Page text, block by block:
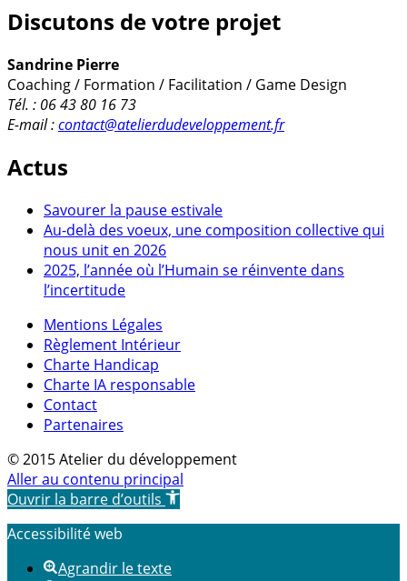
Discutons de votre projet
Sandrine Pierre
Coaching / Formation / Facilitation / Game Design
Tél. : 06 43 80 16 73
E-mail :contact@atelierdudeveloppement.fr
Actus
Savourer la pause estivale
Au-delà des voeux, une composition collective qui
nous unit en 2026
2025, l’année où l’Humain se réinvente dans
l’incertitude
Mentions Légales
Règlement Intérieur
Charte Handicap
Charte IA responsable
Contact
Partenaires
© 2015 Atelier du développement
Aller au contenu principal
Ouvrir la barre d’outils
Accessibilité web
Agrandir le texte